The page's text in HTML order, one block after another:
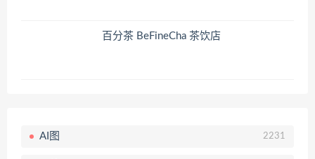
百分茶 BeFineCha 茶饮店
AI图 2231